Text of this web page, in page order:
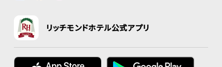
リッチモンドホテル公式アプリ